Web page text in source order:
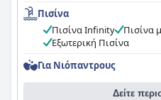
Πισίνα
Πισίνα Infinity
Πισίνα
Εξωτερική Πισίνα
Για Νιόπαντρους
Δείτε